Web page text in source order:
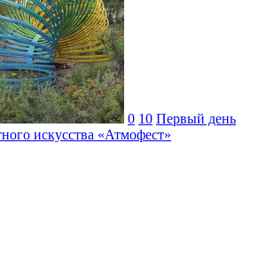
0 10 Первый день
искусства «Атмофест»